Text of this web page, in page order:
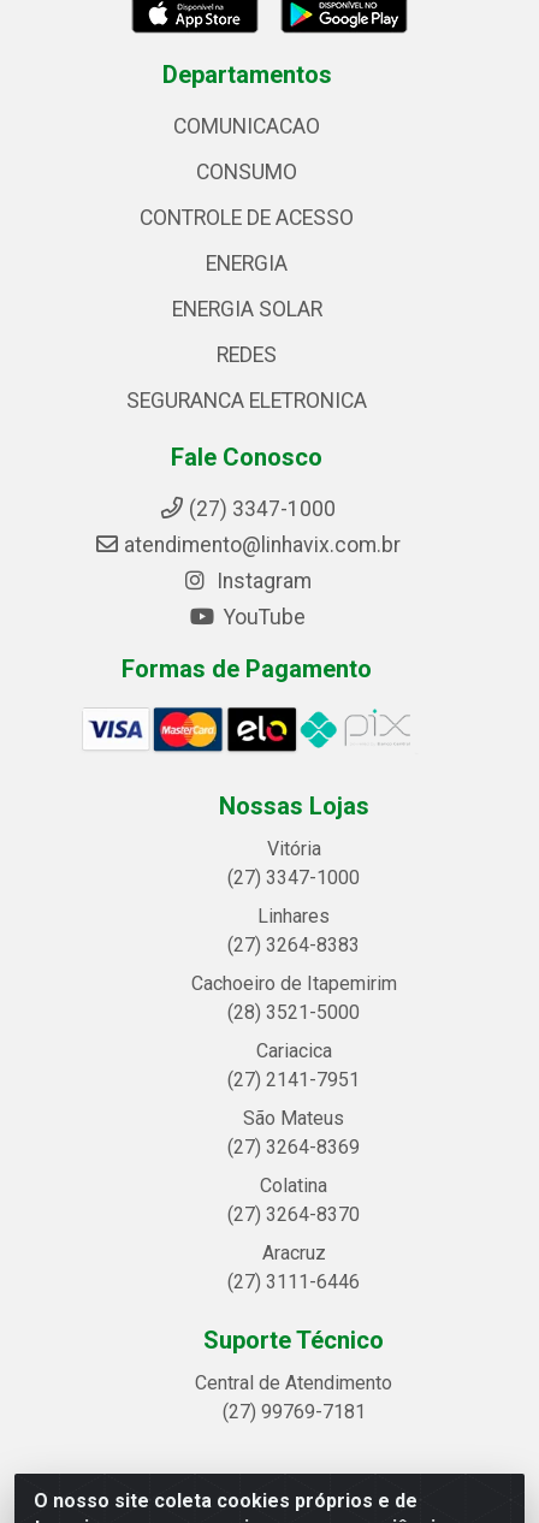
O nosso site coleta cookies próprios e de
Departamentos
COMUNICACAO
CONSUMO
CONTROLE DE ACESSO
ENERGIA
ENERGIA SOLAR
REDES
SEGURANCA ELETRONICA
Fale Conosco
(27) 3347-1000
atendimento@linhavix.com.br
Instagram
YouTube
Formas de Pagamento
Nossas Lojas
Vitória
(27) 3347-1000
Linhares
(27) 3264-8383
Cachoeiro de Itapemirim
(28) 3521-5000
Cariacica
(27) 2141-7951
São Mateus
(27) 3264-8369
Colatina
(27) 3264-8370
Aracruz
(27) 3111-6446
Suporte Técnico
Central de Atendimento
(27) 99769-7181
Linhavix Distribuidora LTDA - Avenida Alegre, 2521 -